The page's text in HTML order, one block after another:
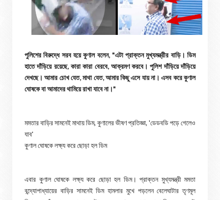
পুলিশের বিরুদ্ধে সরব হয়ে কুণাল বলেন, "এটা প্রাক্তন মুখ্যমন্ত্রীর বাড়ি। ডিম
হাতে দাঁড়িয়ে রয়েছে, কারা কারা বেরবে, আক্রমণ করবে। পুলিশ দাঁড়িয়ে দাঁড়িয়ে
দেখছে। আমার চোখ যেত, মাথা যেত, আমার কিছু এসে যায় না। এসব করে কুণাল
ঘোষকে বা আমাদের থামিয়ে রাখা যাবে না।"
মমতার বাড়ির সামনেই মাথায় ডিম, কুণালের ভীষণ প্রতিজ্ঞা, 'ডেডবডি পড়ে গেলেও
যাব'
কুণাল ঘোষকে লক্ষ্য করে ছোড়া হল ডিম
এবার কুণাল ঘোষকে লক্ষ্য করে ছোড়া হল ডিম। প্রাক্তন মুখ্যমন্ত্রী মমতা
বন্দ্যোপাধ্যায়ের বাড়ির সামনেই ডিম হামলার মুখে পড়লেন বেলেঘাটার তৃণমূল